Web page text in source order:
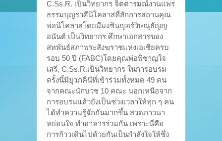
C.Ss.R. เป็นวิทยากร จิตตารมณ์งานแพร่
ธรรมบุญราศีนิโคลาสที่สักการสถานคุณ
พ่อนิโคลาสโดยมีมงซินญอร์วิษณุธัญญ
อนันต์ เป็นวิทยากร ศึกษาเอกสารของ
สหพันธ์สภาพระสังฆราชแห่งเอเชียครบ
รอบ 50 ปี (FABC)โดยคุณพ่อพิชาญใจ
เสรี, C.Ss.R.เป็นวิทยากร ในการอบรม
ครั้งนี้มียุวภคินีที่เข้าร่วมทั้งหมด 49 คน
จากคณะนักบวช 10 คณะ นอกเหนือจาก
การอบรมแล้วยังเป็นช่วงเวลาให้ทุก ๆ คน
ได้ทำความรู้จักกันมากขึ้น สวดภาวนา
หย่อนใจ ทำอาหารร่วมกัน เพราะนี่คือ
การก้าวเดินไปด้วยกันเป็นกำลังใจให้ซึ่ง